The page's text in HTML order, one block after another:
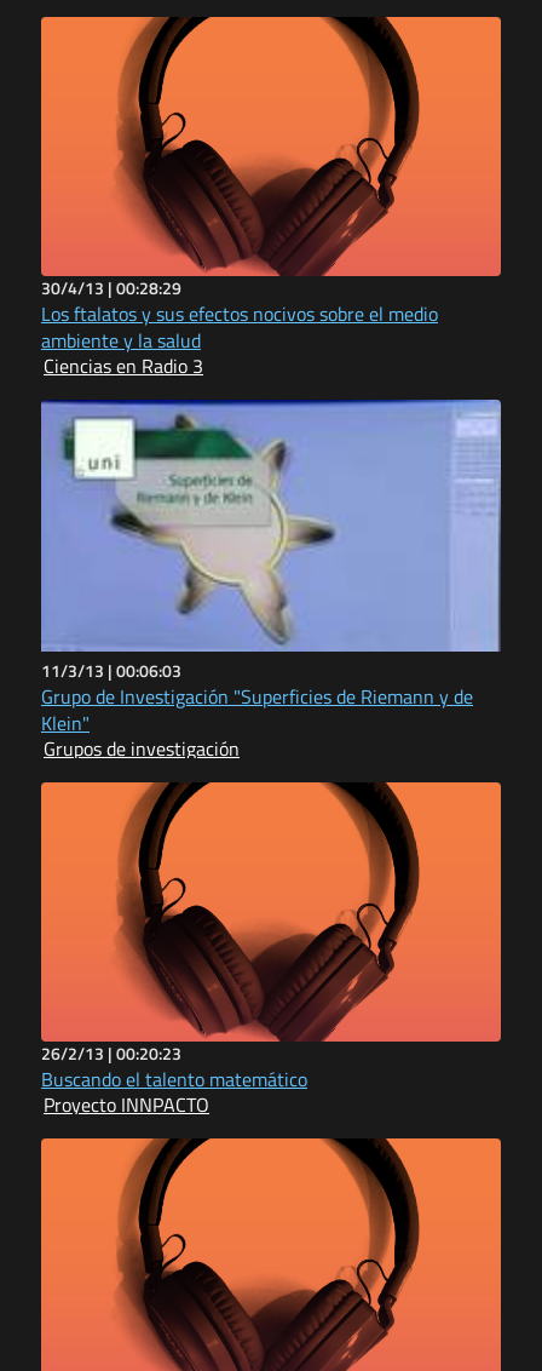
30/4/13 |00:28:29
Los ftalatos y sus efectos nocivos sobre el medio
ambiente y la salud
Ciencias en Radio 3
11/3/13 |00:06:03
Grupo de Investigación "Superficies de Riemann y de
Klein"
Grupos de investigación
26/2/13 |00:20:23
Buscando el talento matemático
Proyecto INNPACTO